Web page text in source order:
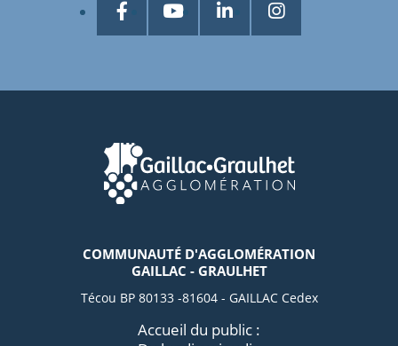
COMMUNAUTÉ D'AGGLOMÉRATION
GAILLAC - GRAULHET
Técou BP 80133 -81604 - GAILLAC Cedex
Accueil du public :